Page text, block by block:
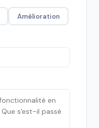
Amélioration